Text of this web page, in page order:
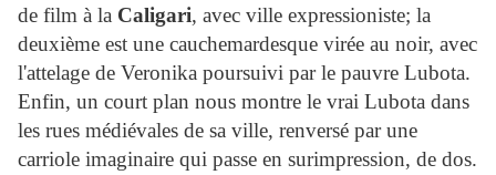
de film à la Caligari, avec ville expressioniste; la
deuxième est une cauchemardesque virée au noir, avec
l'attelage de Veronika poursuivi par le pauvre Lubota.
Enfin, un court plan nous montre le vrai Lubota dans
les rues médiévales de sa ville, renversé par une
carriole imaginaire qui passe en surimpression, de dos.